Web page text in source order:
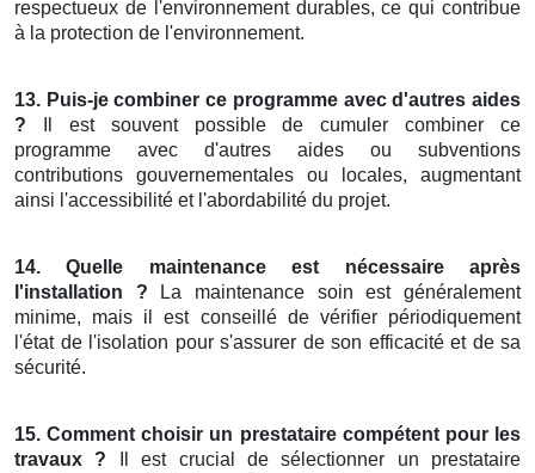
respectueux de l'environnement durables, ce qui contribue
à la protection de l'environnement.
13. Puis-je combiner ce programme avec d'autres aides
? Il est souvent possible de cumuler combiner ce
programme avec d'autres aides ou subventions
contributions gouvernementales ou locales, augmentant
ainsi l'accessibilité et l'abordabilité du projet.
14. Quelle maintenance est nécessaire après
l'installation ? La maintenance soin est généralement
minime, mais il est conseillé de vérifier périodiquement
l'état de l'isolation pour s'assurer de son efficacité et de sa
sécurité.
15. Comment choisir un prestataire compétent pour les
travaux ? Il est crucial de sélectionner un prestataire